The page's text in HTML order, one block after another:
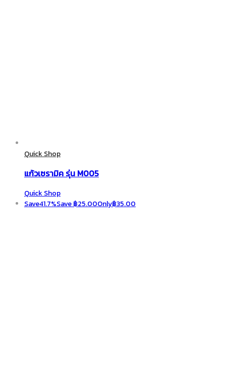
Quick Shop
แก้วเซรามิค รุ่น M005
Quick Shop
Save41.7%Save฿25.00Only฿35.00